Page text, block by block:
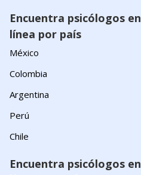
Encuentra psicólogos en
línea por país
México
Colombia
Argentina
Perú
Chile
Encuentra psicólogos en